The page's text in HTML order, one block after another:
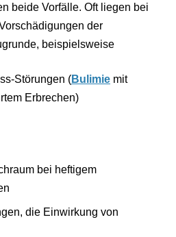
beide Vorfälle. Oft liegen bei
der
beispielsweise
Störungen (Bulimie mit
Erbrechen)
bei heftigem
die Einwirkung von